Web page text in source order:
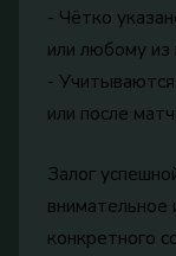
- Чётко
или любому из
-
или после
Залог
внимательное
конкретного